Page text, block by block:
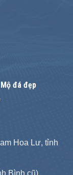
đá đẹp
Hoa Lư, tỉnh
Bình cũ)